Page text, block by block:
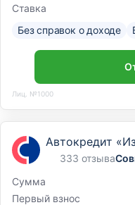
Ставка
Без справок о доходе
Лиц. №1000
Автокредит
333 отзыва
Сумма
Первый взнос